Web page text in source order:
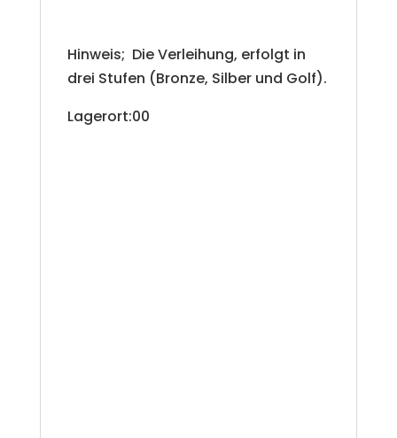
Hinweis; Die Verleihung, erfolgt in
drei Stufen (Bronze, Silber und Golf).
Lagerort:00